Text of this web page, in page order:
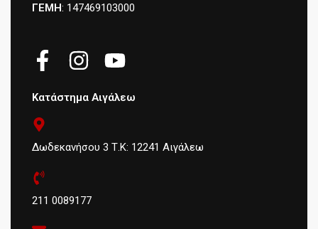
ΓΕΜΗ: 147469103000
Κατάστημα Αιγάλεω
Δωδεκανήσου 3 Τ.Κ: 12241 Αιγάλεω
211 0089177